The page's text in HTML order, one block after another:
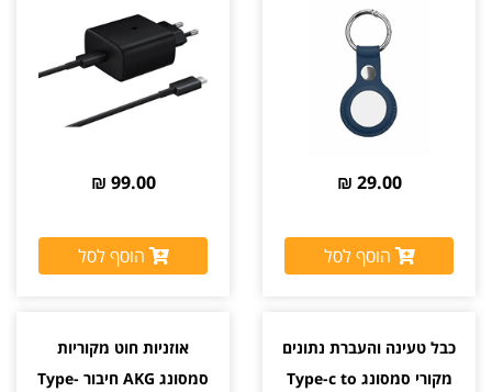
29.00 ₪
הוסף לסל
99.00 ₪
הוסף לסל
כבל טעינה והעברת נתונים
מקורי סמסונג Type-c to
אוזניות חוט מקוריות
סמסונג AKG חיבור Type-